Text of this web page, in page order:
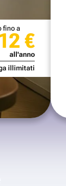
fino a
€
all'anno
illimitati